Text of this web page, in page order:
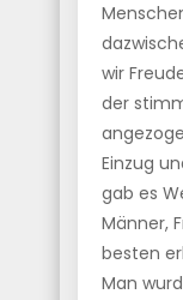
wir
der
Einzug
gab es
Männer,
besten
Man